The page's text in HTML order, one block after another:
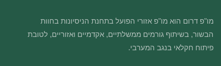
מו"פ דרום הוא מו"פ אזורי הפועל בתחנת הניסיונות בחוות
הבשור, בשיתוף גורמים ממשלתיים, אקדמיים ואזוריים, לטובת
פיתוח חקלאי בנגב המערבי.